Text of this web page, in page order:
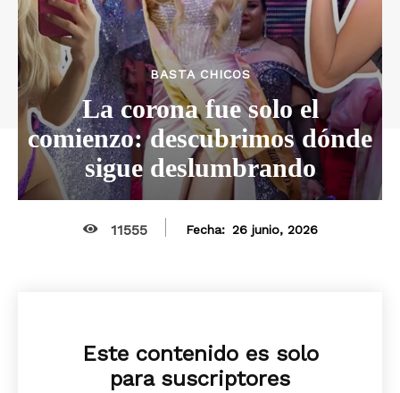
BASTA CHICOS
La corona fue solo el
comienzo: descubrimos dónde
sigue deslumbrando
11555 Fecha: 26 junio, 2026
Este contenido es solo
para suscriptores